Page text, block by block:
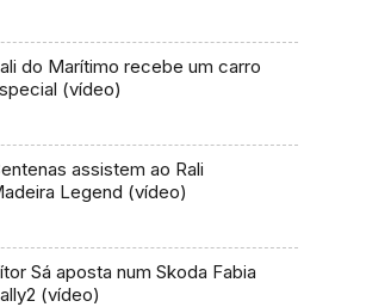
do Marítimo recebe um carro
(vídeo)
assistem ao Rali
Legend (vídeo)
Sá aposta num Skoda Fabia
(vídeo)